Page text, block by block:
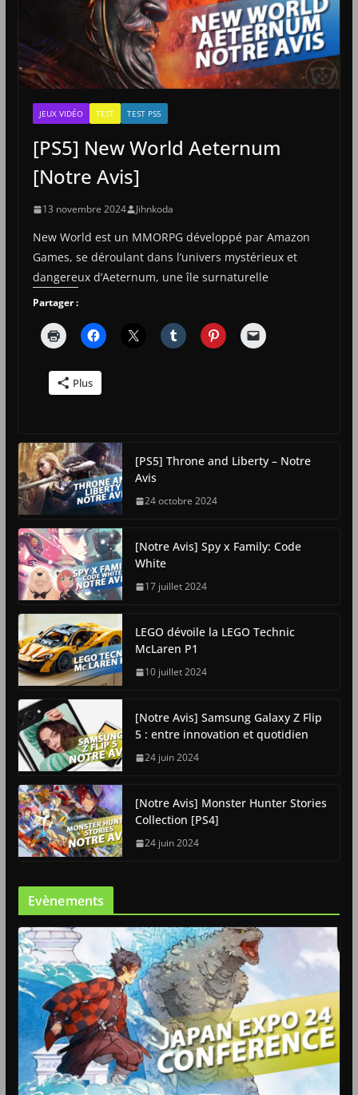
JEUX VIDÉO TEST TEST PS5
[PS5] New World Aeternum
[Notre Avis]
13 novembre 2024 Jihnkoda
New World est un MMORPG développé par Amazon
Games, se déroulant dans l’univers mystérieux et
dangereux d’Aeternum, une île surnaturelle
Partager :
Plus
[PS5] Throne and Liberty – Notre
Avis
24 octobre 2024
[Notre Avis] Spy x Family: Code
White
17 juillet 2024
LEGO dévoile la LEGO Technic
McLaren P1
10 juillet 2024
[Notre Avis] Samsung Galaxy Z Flip
5 : entre innovation et quotidien
24 juin 2024
[Notre Avis] Monster Hunter Stories
Collection [PS4]
24 juin 2024
Evènements